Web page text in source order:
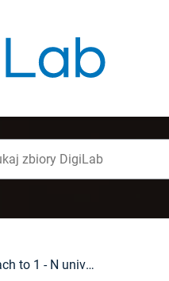
Group-representation approach to 1 - N universal quantum cloning machines